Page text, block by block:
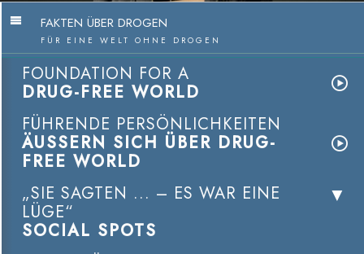
FAKTEN ÜBER DROGEN
FÜR EINE WELT OHNE DROGEN
FOUNDATION FOR A
DRUG-FREE WORLD
FÜHRENDE PERSÖNLICHKEITEN
ÄUSSERN SICH ÜBER DRUG-
FREE WORLD
„SIE SAGTEN ... – ES WAR EINE
LÜGE“
SOCIAL SPOTS